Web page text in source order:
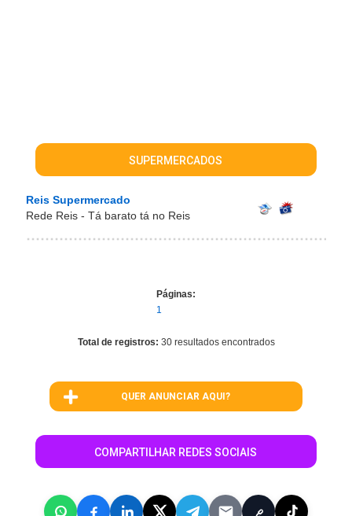
SUPERMERCADOS
Reis Supermercado
Rede Reis - Tá barato tá no Reis
Páginas:
1
Total de registros: 30 resultados encontrados
QUER ANUNCIAR AQUI?
COMPARTILHAR REDES SOCIAIS